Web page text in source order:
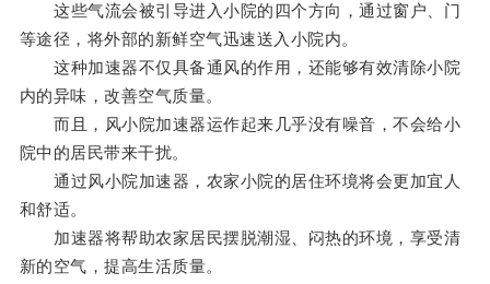
这些气流会被引导进入小院的四个方向，通过窗户、门
等途径，将外部的新鲜空气迅速送入小院内。
这种加速器不仅具备通风的作用，还能够有效清除小院
内的异味，改善空气质量。
而且，风小院加速器运作起来几乎没有噪音，不会给小
院中的居民带来干扰。
通过风小院加速器，农家小院的居住环境将会更加宜人
和舒适。
加速器将帮助农家居民摆脱潮湿、闷热的环境，享受清
新的空气，提高生活质量。